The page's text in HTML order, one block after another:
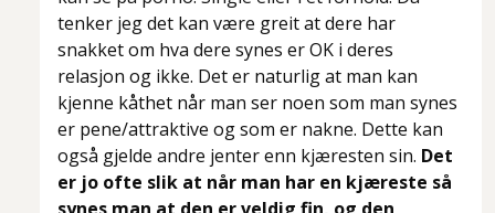
tenker jeg det kan være greit at dere har
snakket om hva dere synes er OK i deres
relasjon og ikke. Det er naturlig at man kan
kjenne kåthet når man ser noen som man synes
er pene/attraktive og som er nakne. Dette kan
også gjelde andre jenter enn kjæresten sin. Det
er jo ofte slik at når man har en kjæreste så